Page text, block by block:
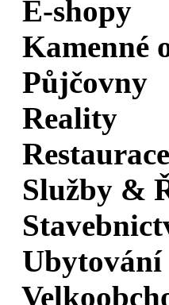
E-shopy
Kamenné
Půjčovny
Reality
Služby &
Ubytování